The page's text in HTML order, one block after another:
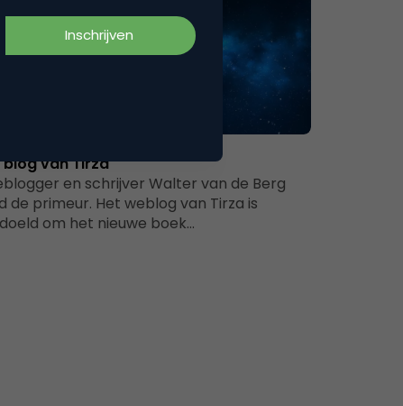
blog van Tirza
en schrijver Walter van de Berg
de primeur. Het weblog van Tirza is
om het nieuwe boek…